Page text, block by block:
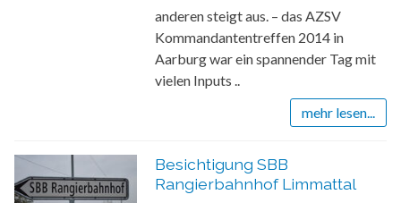
anderen steigt aus. – das AZSV
Kommandantentreffen 2014 in
Aarburg war ein spannender Tag mit
vielen Inputs ..
mehr lesen...
Besichtigung SBB
Rangierbahnhof Limmattal